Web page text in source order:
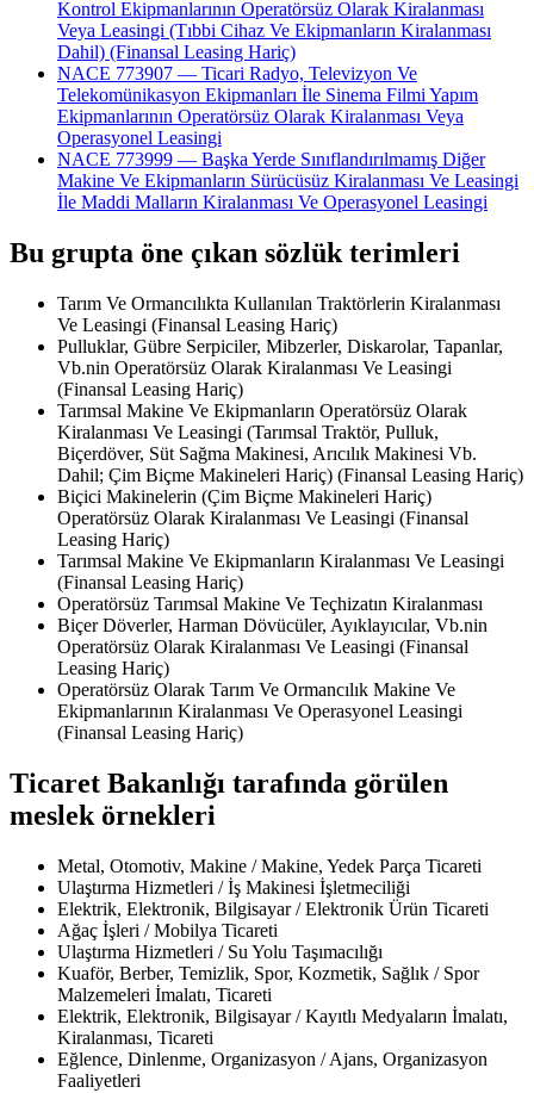
Kontrol Ekipmanlarının Operatörsüz Olarak Kiralanması
Veya Leasingi (Tıbbi Cihaz Ve Ekipmanların Kiralanması
Dahil) (Finansal Leasing Hariç)
NACE 773907 — Ticari Radyo, Televizyon Ve
Telekomünikasyon Ekipmanları İle Sinema Filmi Yapım
Ekipmanlarının Operatörsüz Olarak Kiralanması Veya
Operasyonel Leasingi
NACE 773999 — Başka Yerde Sınıflandırılmamış Diğer
Makine Ve Ekipmanların Sürücüsüz Kiralanması Ve Leasingi
İle Maddi Malların Kiralanması Ve Operasyonel Leasingi
Bu grupta öne çıkan sözlük terimleri
Tarım Ve Ormancılıkta Kullanılan Traktörlerin Kiralanması
Ve Leasingi (Finansal Leasing Hariç)
Pulluklar, Gübre Serpiciler, Mibzerler, Diskarolar, Tapanlar,
Vb.nin Operatörsüz Olarak Kiralanması Ve Leasingi
(Finansal Leasing Hariç)
Tarımsal Makine Ve Ekipmanların Operatörsüz Olarak
Kiralanması Ve Leasingi (Tarımsal Traktör, Pulluk,
Biçerdöver, Süt Sağma Makinesi, Arıcılık Makinesi Vb.
Dahil; Çim Biçme Makineleri Hariç) (Finansal Leasing Hariç)
Biçici Makinelerin (Çim Biçme Makineleri Hariç)
Operatörsüz Olarak Kiralanması Ve Leasingi (Finansal
Leasing Hariç)
Tarımsal Makine Ve Ekipmanların Kiralanması Ve Leasingi
(Finansal Leasing Hariç)
Operatörsüz Tarımsal Makine Ve Teçhizatın Kiralanması
Biçer Döverler, Harman Dövücüler, Ayıklayıcılar, Vb.nin
Operatörsüz Olarak Kiralanması Ve Leasingi (Finansal
Leasing Hariç)
Operatörsüz Olarak Tarım Ve Ormancılık Makine Ve
Ekipmanlarının Kiralanması Ve Operasyonel Leasingi
(Finansal Leasing Hariç)
Ticaret Bakanlığı tarafında görülen
meslek örnekleri
Metal, Otomotiv, Makine / Makine, Yedek Parça Ticareti
Ulaştırma Hizmetleri / İş Makinesi İşletmeciliği
Elektrik, Elektronik, Bilgisayar / Elektronik Ürün Ticareti
Ağaç İşleri / Mobilya Ticareti
Ulaştırma Hizmetleri / Su Yolu Taşımacılığı
Kuaför, Berber, Temizlik, Spor, Kozmetik, Sağlık / Spor
Malzemeleri İmalatı, Ticareti
Elektrik, Elektronik, Bilgisayar / Kayıtlı Medyaların İmalatı,
Kiralanması, Ticareti
Eğlence, Dinlenme, Organizasyon / Ajans, Organizasyon
Faaliyetleri